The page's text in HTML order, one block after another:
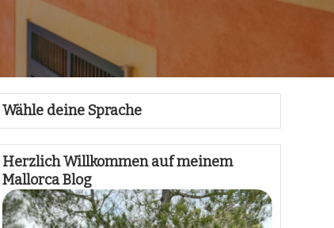
Wähle deine Sprache
Herzlich Willkommen auf meinem
Mallorca Blog